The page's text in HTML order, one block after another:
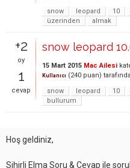
snow
leopard 10
üzerinden
almak
+2
oy
1
cevap
snow leopard
15 Mart 2015 Mac Ailesi
Kullanıcı (240 puan)
snow
leopard 10
bullurum
Hoş geldiniz,
Sihirli Elma Soru & Cevap ile